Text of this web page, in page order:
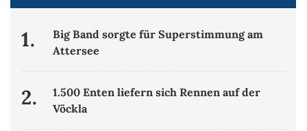
1.
Big Band sorgte für Superstimmung am
Attersee
2.
1.500 Enten liefern sich Rennen auf der
Vöckla